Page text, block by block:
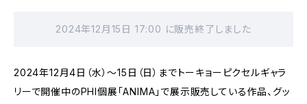
2024年12月15日 17:00 に販売終了しました
2024年12月4日（水）～15日（日）までトーキョーピクセルギャラ
リーで開催中のPHI個展「ANIMA」で展示販売している作品、グッ